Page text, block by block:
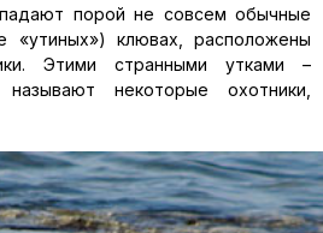
порой не совсем обычные
«утиных») клювах, расположены
Этими странными утками –
некоторые охотники,